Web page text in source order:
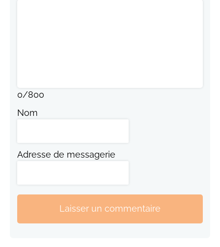
0/800
Nom
Adresse de messagerie
Laisser un commentaire